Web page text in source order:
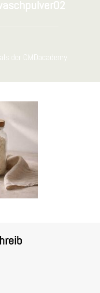
der CMDacademy